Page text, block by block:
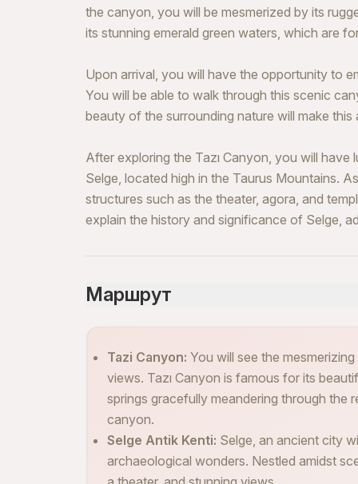
the canyon, you will be mesmerized by its
its stunning emerald green waters, which are
Upon arrival, you will have the opportunity to
You will be able to walk through this scenic
beauty of the surrounding nature will make
After exploring the Tazı Canyon, you will
Selge, located high in the Taurus Mountains.
structures such as the theater, agora, and
explain the history and significance of Selge,
Маршрут
Tazi Canyon: You will see the
views. Tazı Canyon is famous for its
springs gracefully meandering through the
canyon.
Selge Antik Kenti: Selge, an ancient city
archaeological wonders. Nestled amidst